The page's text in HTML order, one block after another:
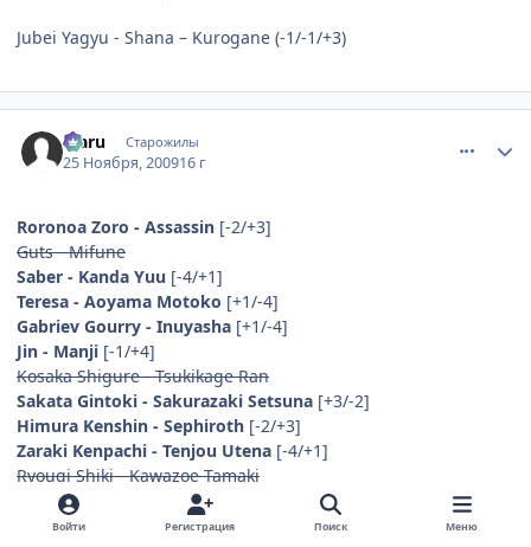
Jubei Yagyu - Shana – Kurogane (-1/-1/+3)
Mаru Старожилы
25 Ноября, 200916 г
Roronoa Zoro - Assassin [-2/+3]
Guts - Mifune
Saber - Kanda Yuu [-4/+1]
Teresa - Aoyama Motoko [+1/-4]
Gabriev Gourry - Inuyasha [+1/-4]
Jin - Manji [-1/+4]
Kosaka Shigure - Tsukikage Ran
Sakata Gintoki - Sakurazaki Setsuna [+3/-2]
Himura Kenshin - Sephiroth [-2/+3]
Zaraki Kenpachi - Tenjou Utena [-4/+1]
Ryougi Shiki - Kawazoe Tamaki
Graywords Zelgadis - Isayama Yomi
[-1/+4]
Griffith - Saitou Hajime[+1/-4]
Войти Регистрация Поиск Меню